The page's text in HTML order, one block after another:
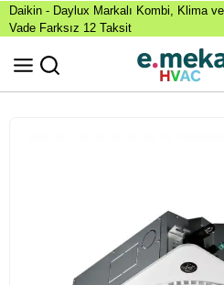
Daikin - Daylux Markalı Kombi, Klima
Vade Farksız 12 Taksit